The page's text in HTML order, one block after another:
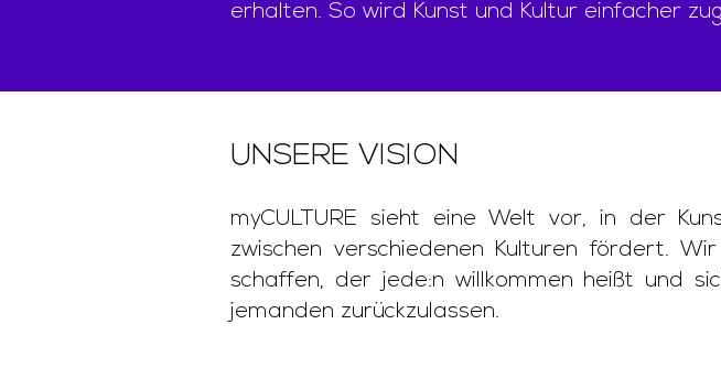
erhalten. So wird Kunst und Kultur einfacher
UNSERE VISION
myCULTURE sieht eine Welt vor, in der
zwischen verschiedenen Kulturen fördert.
schaffen, der jede:n willkommen heißt und
jemanden zurückzulassen.